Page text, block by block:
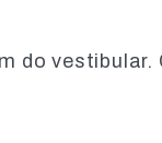
do vestibular.